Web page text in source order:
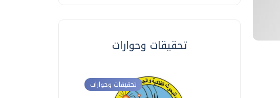
تحقيقات وحوارات
تحقيقات وحوارات